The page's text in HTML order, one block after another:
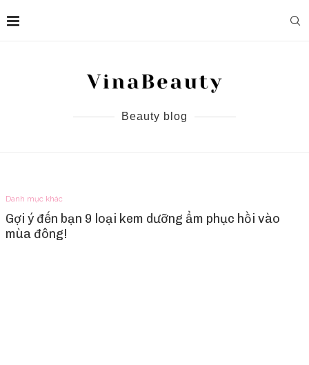
Beauty blog
Danh mục khác
Gợi ý đến bạn 9 loại kem dưỡng ẩm phục hồi vào
mùa đông!